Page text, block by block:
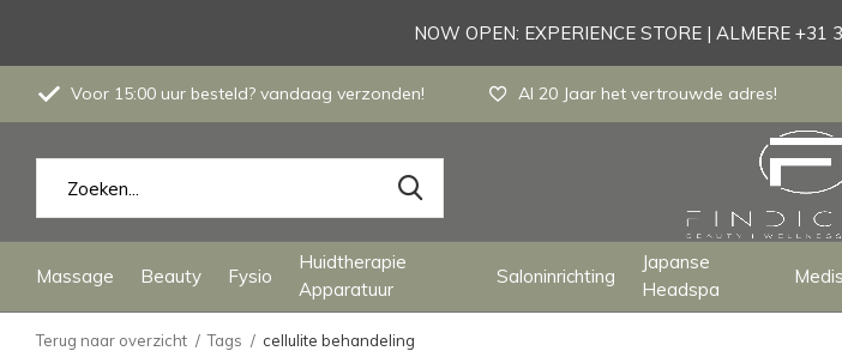
Massage Beauty Fysio
Huidtherapie
Apparatuur
Saloninrichting
Japanse
Headspa
Voor 15:00 uur besteld? vandaag verzonden! Al 20 Jaar het vertrouwde adres!
NOW OPEN: EXPERIENCE STORE | ALMERE
Terug naar overzicht Tags cellulite behandeling